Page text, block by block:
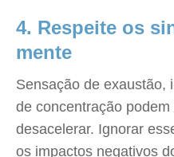
4. Respeite os
mente
Sensação de exaustão,
de concentração
desacelerar. Ignorar
os impactos negativos